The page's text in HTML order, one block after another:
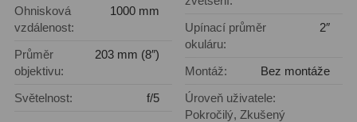
Úchyty a držáky hledáčků
Příslušenství
Redukce 1,25" a 2"
Ohnisková
vzdálenost:
1000 mm
Průměr
objektivu:
203 mm (8″)
Světelnost: f/5
Upínací průměr
okuláru:
2″
Montáž:
Bez montáže
Úroveň uživatele:
Pokročilý, Zkušený